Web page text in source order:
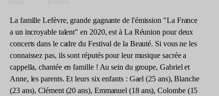
La famille Lefèvre, grande gagnante de l'émission "La France
a un incroyable talent" en 2020, est à La Réunion pour deux
concerts dans le cadre du Festival de la Beauté. Si vous ne les
connaissez pas, ils sont réputés pour leur musique sacrée a
cappella, chantée en famille ! Au sein du groupe, Gabriel et
Anne, les parents. Et leurs six enfants : Gael (25 ans), Blanche
(23 ans), Clément (20 ans), Emmanuel (18 ans), Colombe (15